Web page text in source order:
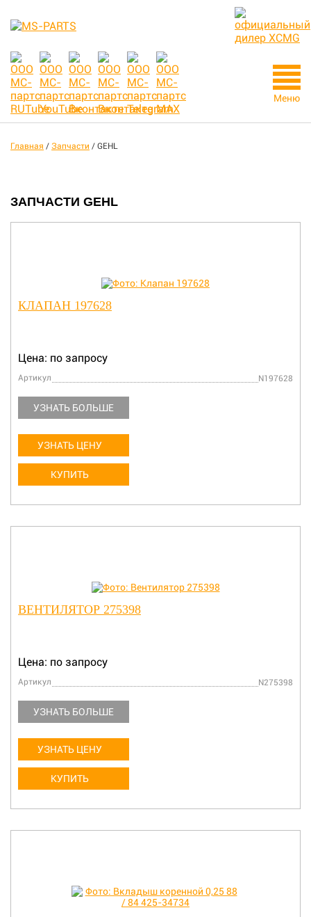
Меню
Главная / Запчасти / GEHL
ЗАПЧАСТИ GEHL
КЛАПАН 197628
Цена: по запросу
Артикул N197628
УЗНАТЬ БОЛЬШЕ
УЗНАТЬ ЦЕНУ
КУПИТЬ
ВЕНТИЛЯТОР 275398
Цена: по запросу
Артикул N275398
УЗНАТЬ БОЛЬШЕ
УЗНАТЬ ЦЕНУ
КУПИТЬ